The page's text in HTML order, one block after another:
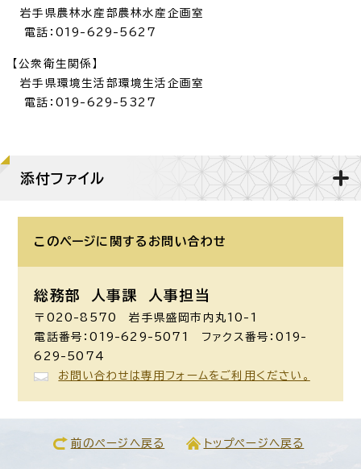
岩手県農林水産部農林水産企画室
電話：019-629-5627
【公衆衛生関係】
岩手県環境生活部環境生活企画室
電話：019-629-5327
添付ファイル
このページに関する お問い合わせ
総務部 人事課 人事担当
〒020-8570 岩手県盛岡市内丸10-1
電話番号：019-629-5071 ファクス番号：019-
629-5074
お問い合わせは専用フォームをご利用ください。
前のページへ戻る トップページへ戻る